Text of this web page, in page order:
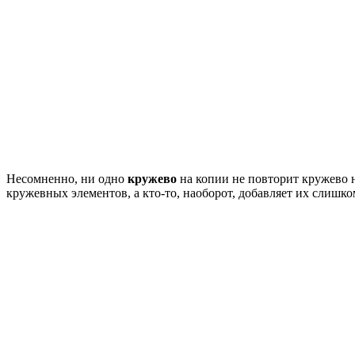
Несомненно, ни одно кружево на копии не повторит кружево
кружевных элементов, а кто-то, наоборот, добавляет их